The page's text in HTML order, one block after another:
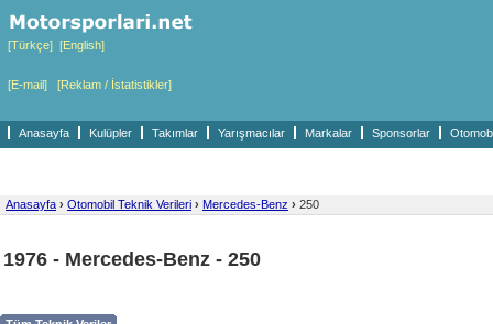
[Türkçe] [English]
[E-mail] [Reklam / İstatistikler]
Anasayfa Kulüpler Takımlar Yarışmacılar Markalar Sponsorlar
Anasayfa › Otomobil Teknik Verileri › Mercedes-Benz › 250
1976 - Mercedes-Benz - 250